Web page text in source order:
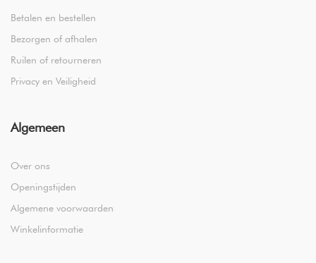
Betalen en bestellen
Bezorgen of afhalen
Ruilen of retourneren
Privacy en Veiligheid
Algemeen
Over ons
Openingstijden
Algemene voorwaarden
Winkelinformatie